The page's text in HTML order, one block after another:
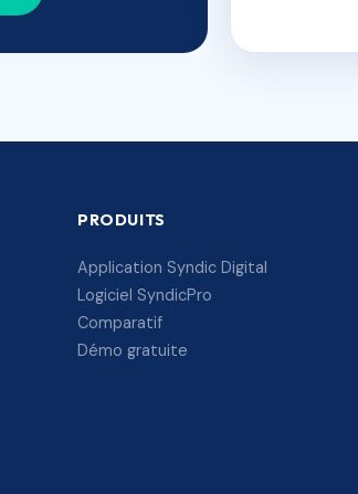
PRODUITS
Application Syndic Digital
Logiciel SyndicPro
Comparatif
Démo gratuite